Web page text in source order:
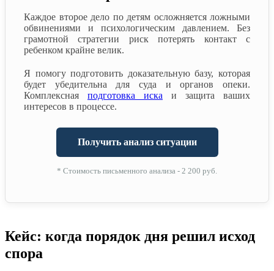
Каждое второе дело по детям осложняется ложными
обвинениями и психологическим давлением. Без
грамотной стратегии риск потерять контакт с
ребенком крайне велик.
Я помогу подготовить доказательную базу, которая
будет убедительна для суда и органов опеки.
Комплексная подготовка иска и защита ваших
интересов в процессе.
Получить анализ ситуации
* Стоимость письменного анализа - 2 200 руб.
Кейс: когда порядок дня решил исход
спора